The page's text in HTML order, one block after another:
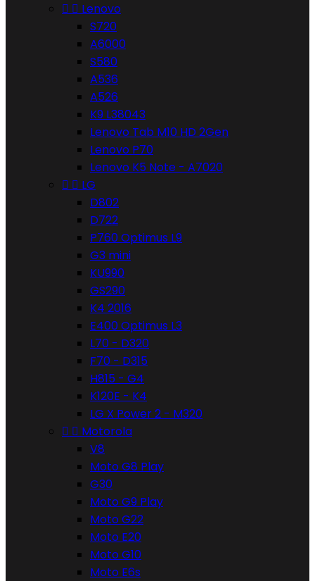
  Lenovo
S720
A6000
S580
A536
A526
K9 L38043
Lenovo Tab M10 HD 2Gen
Lenovo P70
Lenovo K5 Note - A7020
  LG
D802
D722
P760 Optimus L9
G3 mini
KU990
GS290
K4 2016
E400 Optimus L3
L70 - D320
F70 - D315
H815 - G4
K120E - K4
LG X Power 2 - M320
  Motorola
V8
Moto G8 Play
G30
Moto G9 Play
Moto G22
Moto E20
Moto G10
Moto E6s